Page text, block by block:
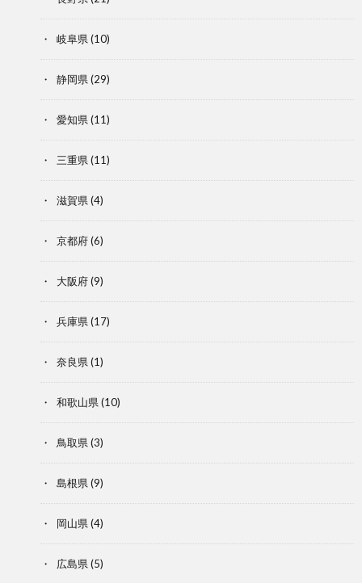
岐阜県(10)
静岡県(29)
愛知県(11)
三重県(11)
滋賀県(4)
京都府(6)
大阪府(9)
兵庫県(17)
奈良県(1)
和歌山県(10)
鳥取県(3)
島根県(9)
岡山県(4)
広島県(5)